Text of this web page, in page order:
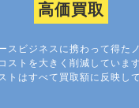
高価買取
スビジネスに携わって得た
ストを大きく削減していま
トはすべて買取額に反映し